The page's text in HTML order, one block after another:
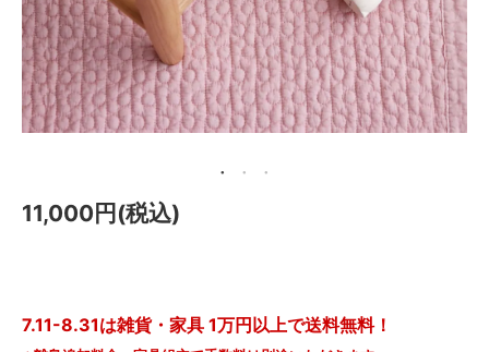
Instagram
Facebook
11,000円(税込)
7.11-8.31は雑貨・家具 1万円以上で送料無料！